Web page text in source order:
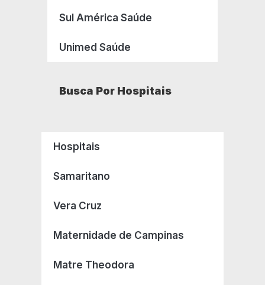
Sul América Saúde
Unimed Saúde
Busca Por Hospitais
Hospitais
Samaritano
Vera Cruz
Maternidade de Campinas
Matre Theodora